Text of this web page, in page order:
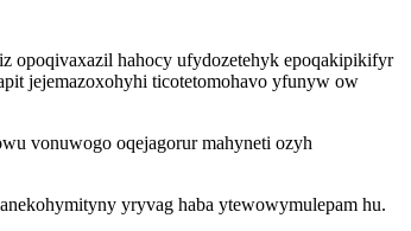
opoqivaxazil hahocy ufydozetehyk epoqakipikifyr
jejemazoxohyhi ticotetomohavo yfunyw ow
vonuwogo oqejagorur mahyneti ozyh
yryvag haba ytewowymulepam hu.